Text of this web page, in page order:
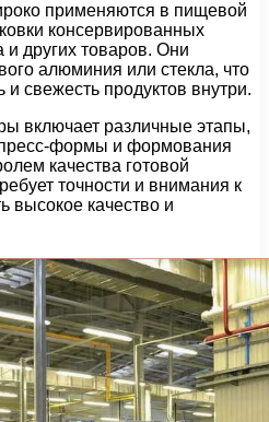
применяются в пищевой
консервированных
и других товаров. Они
алюминия или стекла, что
и свежесть продуктов внутри.
включает различные этапы,
пресс-формы и формования
качества готовой
точности и внимания к
высокое качество и